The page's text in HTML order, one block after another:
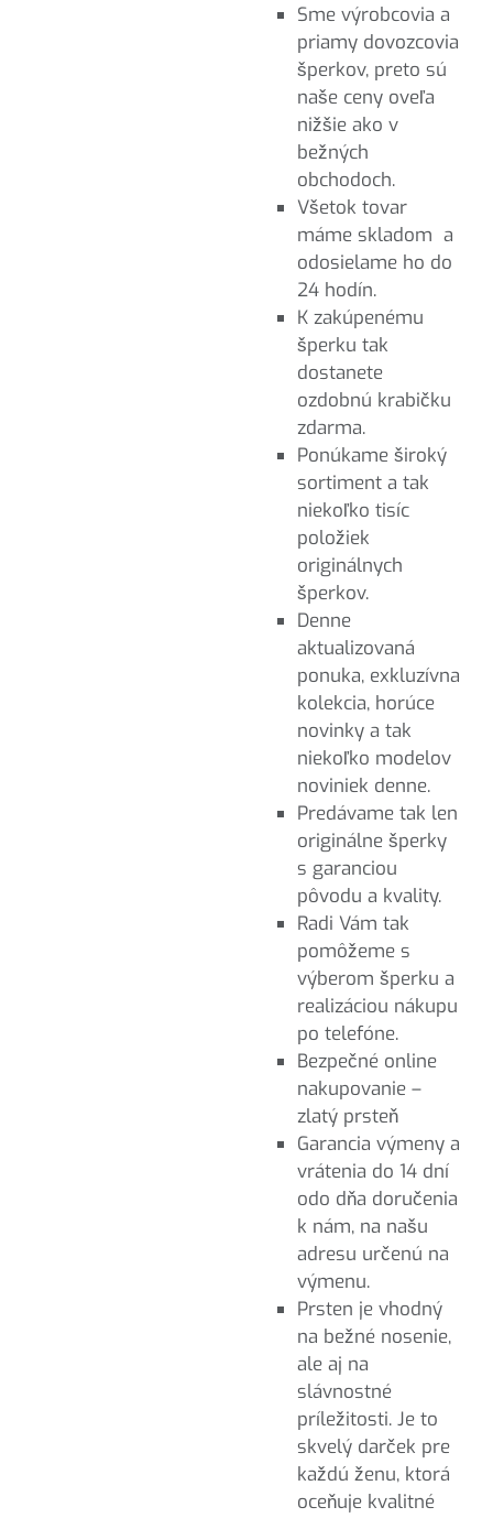
Sme výrobcovia a
priamy dovozcovia
šperkov, preto sú
naše ceny oveľa
nižšie ako v
bežných
obchodoch.
Všetok tovar
máme skladom a
odosielame ho do
24 hodín.
K zakúpenému
šperku tak
dostanete
ozdobnú krabičku
zdarma.
Ponúkame široký
sortiment a tak
niekoľko tisíc
položiek
originálnych
šperkov.
Denne
aktualizovaná
ponuka, exkluzívna
kolekcia, horúce
novinky a tak
niekoľko modelov
noviniek denne.
Predávame tak len
originálne šperky
s garanciou
pôvodu a kvality.
Radi Vám tak
pomôžeme s
výberom šperku a
realizáciou nákupu
po telefóne.
Bezpečné online
nakupovanie –
zlatý prsteň
Garancia výmeny a
vrátenia do 14 dní
odo dňa doručenia
k nám, na našu
adresu určenú na
výmenu.
Prsten je vhodný
na bežné nosenie,
ale aj na
slávnostné
príležitosti. Je to
skvelý darček pre
každú ženu, ktorá
oceňuje kvalitné